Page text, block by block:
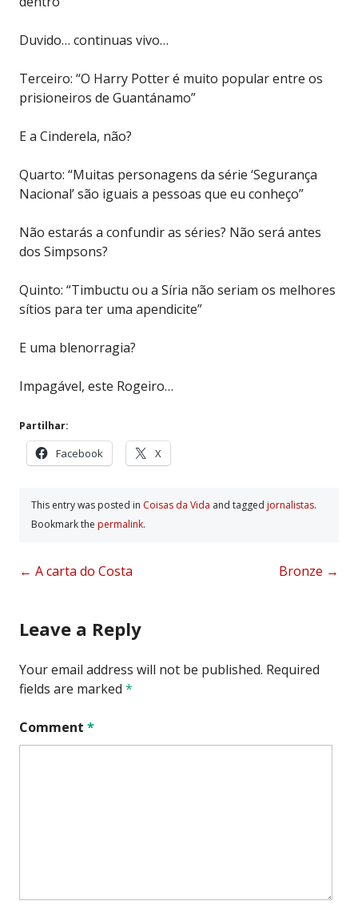
Duvido… continuas vivo…
Terceiro: “O Harry Potter é muito popular entre os
prisioneiros de Guantánamo”
E a Cinderela, não?
Quarto: “Muitas personagens da série ‘Segurança
Nacional’ são iguais a pessoas que eu conheço”
Não estarás a confundir as séries? Não será antes
dos Simpsons?
Quinto: “Timbuctu ou a Síria não seriam os melhores
sítios para ter uma apendicite”
E uma blenorragia?
Impagável, este Rogeiro…
Partilhar:
Facebook X
This entry was posted in Coisas da Vida and tagged jornalistas.
Bookmark the permalink.
Post
← A carta do Costa Bronze →
Leave a Reply
Your email address will not be published. Required
fields are marked *
Comment *